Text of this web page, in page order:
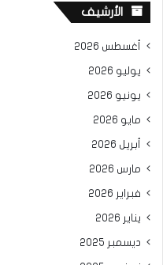
الأرشيف
أغسطس 2026
يوليو 2026
يونيو 2026
مايو 2026
أبريل 2026
مارس 2026
فبراير 2026
يناير 2026
ديسمبر 2025